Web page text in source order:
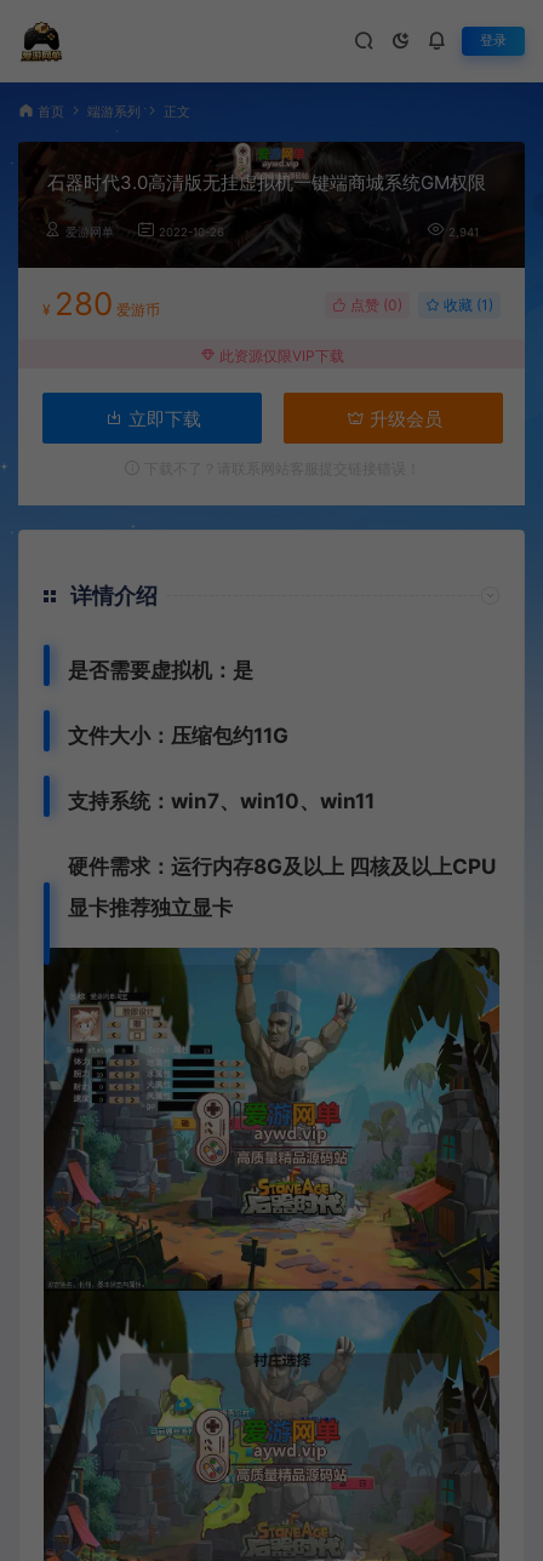
登录
首页 端游系列 正文
石器时代3.0高清版无挂虚拟机一键端商城系统GM权限
爱游网单 2022-10-26 2,941
¥ 280 爱游币 点赞 (0) 收藏 (1)
此资源仅限VIP下载
立即下载 升级会员
详情介绍
是否需要虚拟机：是
文件大小：压缩包约11G
支持系统：win7、win10、win11
硬件需求：运行内存8G及以上 四核及以上CPU
显卡推荐独立显卡